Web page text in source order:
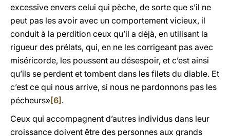
excessive envers celui qui pèche, de sorte que s’il ne
peut pas les avoir avec un comportement vicieux, il
conduit à la perdition ceux qu’il a déjà, en utilisant la
rigueur des prélats, qui, en ne les corrigeant pas avec
miséricorde, les poussent au désespoir, et c’est ainsi
qu’ils se perdent et tombent dans les filets du diable. Et
c’est ce qui nous arrive, si nous ne pardonnons pas les
pécheurs»[6] .
Ceux qui accompagnent d’autres individus dans leur
croissance doivent être des personnes aux grands